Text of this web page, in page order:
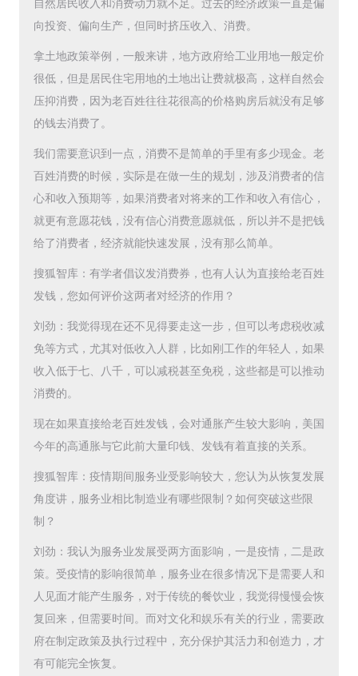
自然居民收入和消费动力就不足。过去的经济政策一直是偏
向投资、偏向生产，但同时挤压收入、消费。
拿土地政策举例，一般来讲，地方政府给工业用地一般定价
很低，但是居民住宅用地的土地出让费就极高，这样自然会
压抑消费，因为老百姓往往花很高的价格购房后就没有足够
的钱去消费了。
我们需要意识到一点，消费不是简单的手里有多少现金。老
百姓消费的时候，实际是在做一生的规划，涉及消费者的信
心和收入预期等，如果消费者对将来的工作和收入有信心，
就更有意愿花钱，没有信心消费意愿就低，所以并不是把钱
给了消费者，经济就能快速发展，没有那么简单。
搜狐智库：有学者倡议发消费券，也有人认为直接给老百姓
发钱，您如何评价这两者对经济的作用？
刘劲：我觉得现在还不见得要走这一步，但可以考虑税收减
免等方式，尤其对低收入人群，比如刚工作的年轻人，如果
收入低于七、八千，可以减税甚至免税，这些都是可以推动
消费的。
现在如果直接给老百姓发钱，会对通胀产生较大影响，美国
今年的高通胀与它此前大量印钱、发钱有着直接的关系。
搜狐智库：疫情期间服务业受影响较大，您认为从恢复发展
角度讲，服务业相比制造业有哪些限制？如何突破这些限
制？
刘劲：我认为服务业发展受两方面影响，一是疫情，二是政
策。受疫情的影响很简单，服务业在很多情况下是需要人和
人见面才能产生服务，对于传统的餐饮业，我觉得慢慢会恢
复回来，但需要时间。而对文化和娱乐有关的行业，需要政
府在制定政策及执行过程中，充分保护其活力和创造力，才
有可能完全恢复。